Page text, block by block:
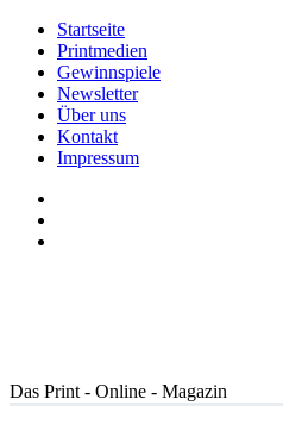
Startseite
Printmedien
Gewinnspiele
Newsletter
Über uns
Kontakt
Impressum
Das Print - Online - Magazin